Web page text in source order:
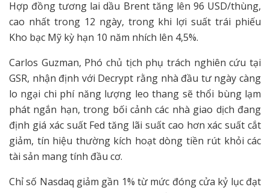
Hợp đồng tương lai dầu Brent tăng lên 96 USD/thùng,
cao nhất trong 12 ngày, trong khi lợi suất trái phiếu
Kho bạc Mỹ kỳ hạn 10 năm nhích lên 4,5%.
Carlos Guzman, Phó chủ tịch phụ trách nghiên cứu tại
GSR, nhận định với Decrypt rằng nhà đầu tư ngày càng
lo ngại chi phí năng lượng leo thang sẽ thổi bùng lạm
phát ngắn hạn, trong bối cảnh các nhà giao dịch đang
định giá xác suất Fed tăng lãi suất cao hơn xác suất cắt
giảm, tín hiệu thường kích hoạt dòng tiền rút khỏi các
tài sản mang tính đầu cơ.
Chỉ số Nasdaq giảm gần 1% từ mức đóng cửa kỷ lục đạt